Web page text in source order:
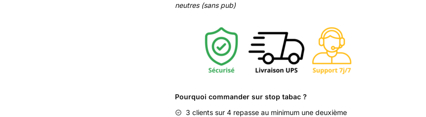
neutres (sans pub)
Pourquoi commander sur stop tabac ?
3 clients sur 4 repasse au minimum une deuxième